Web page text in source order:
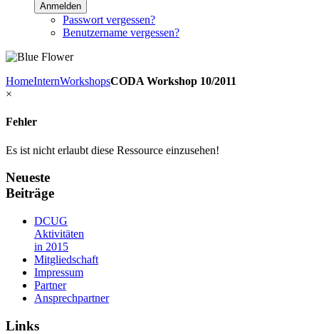
Anmelden
Passwort vergessen?
Benutzername vergessen?
HomeInternWorkshopsCODA Workshop 10/2011
×
Fehler
Es ist nicht erlaubt diese Ressource einzusehen!
Neueste
Beiträge
DCUG
Aktivitäten
in 2015
Mitgliedschaft
Impressum
Partner
Ansprechpartner
Links